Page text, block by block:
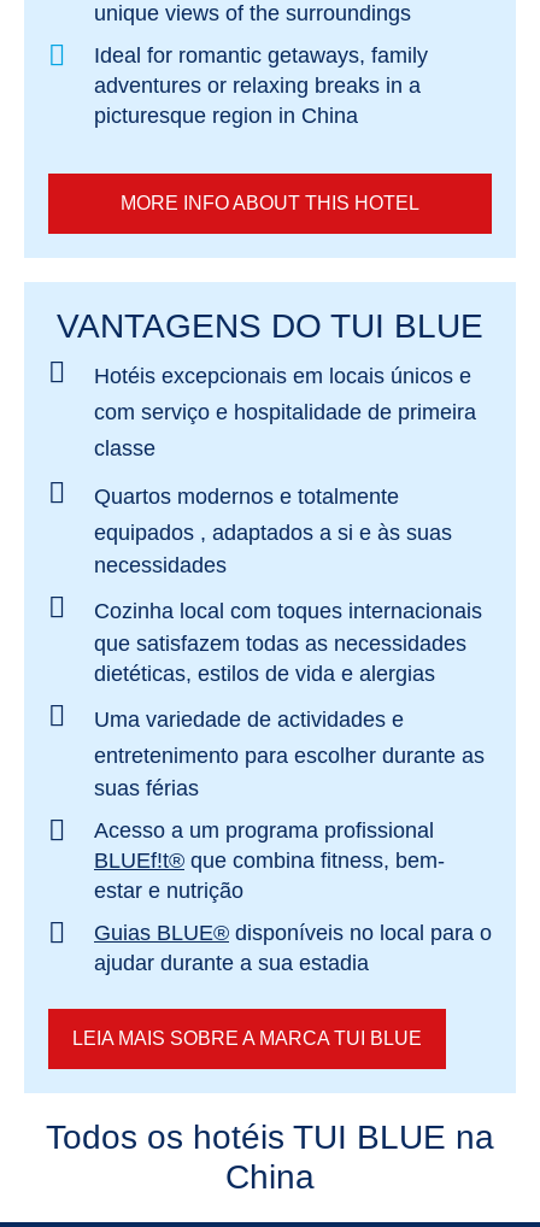
unique views of the surroundings
Ideal for romantic getaways, family
adventures or relaxing breaks in a
picturesque region in China
MORE INFO ABOUT THIS HOTEL
VANTAGENS DO TUI BLUE
Hotéis excepcionais em locais únicos e
com serviço e hospitalidade de primeira
classe
Quartos modernos e totalmente
equipados , adaptados a si e às suas
necessidades
Cozinha local com toques internacionais
que satisfazem todas as necessidades
dietéticas, estilos de vida e alergias
Uma variedade de actividades e
entretenimento para escolher durante as
suas férias
Acesso a um programa profissional
BLUEf!t® que combina fitness, bem-
estar e nutrição
Guias BLUE® disponíveis no local para o
ajudar durante a sua estadia
LEIA MAIS SOBRE A MARCA TUI BLUE
Todos os hotéis TUI BLUE na
China